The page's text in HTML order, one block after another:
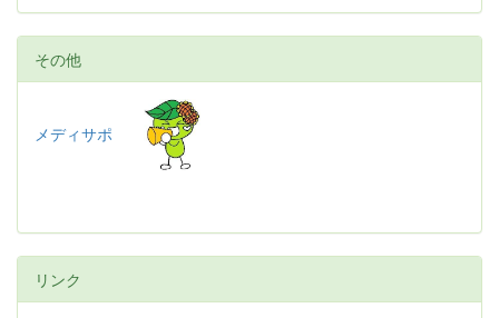
その他
メディサポ
リンク